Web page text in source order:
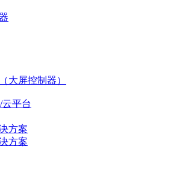
大屏控制器）
云平台
方案
方案